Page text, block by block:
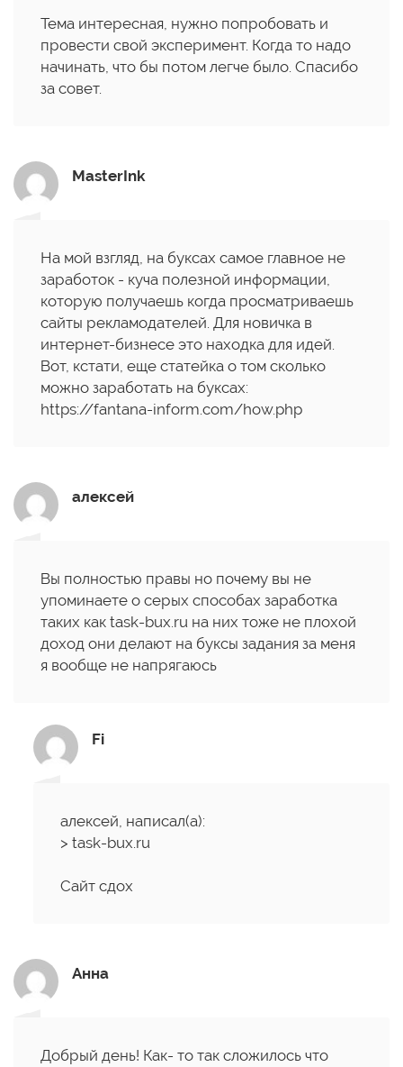
Тема интересная, нужно попробовать и
провести свой эксперимент. Когда то надо
начинать, что бы потом легче было. Спасибо
за совет.
MasterInk
На мой взгляд, на буксах самое главное не
заработок - куча полезной информации,
которую получаешь когда просматриваешь
сайты рекламодателей. Для новичка в
интернет-бизнесе это находка для идей.
Вот, кстати, еще статейка о том сколько
можно заработать на буксах:
https://fantana-inform.com/how.php
алексей
Вы полностью правы но почему вы не
упоминаете о серых способах заработка
таких как task-bux.ru на них тоже не плохой
доход они делают на буксы задания за меня
я вообще не напрягаюсь
Fi
алексей, написал(а):
> task-bux.ru
Сайт сдох
Анна
Добрый день! Как- то так сложилось что